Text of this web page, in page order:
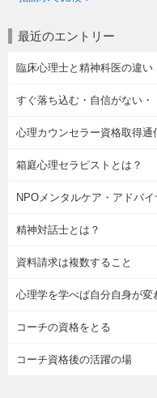
最近のエントリー
臨床心理士と精神科医の違い
すぐ落ち込む・自信がない
心理カウンセラー資格取得通
箱庭心理セラピストとは？
NPOメンタルケア・アドバイ
精神対話士とは？
資料請求は複数すること
心理学を学べば自分自身が変
コーチの資格をとる
コーチ資格後の活躍の場